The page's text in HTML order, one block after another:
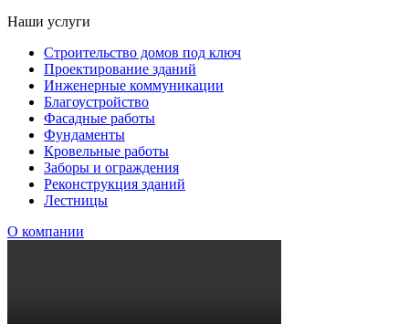
Наши услуги
Строительство домов под ключ
Проектирование зданий
Инженерные коммуникации
Благоустройство
Фасадные работы
Фундаменты
Кровельные работы
Заборы и ограждения
Реконструкция зданий
Лестницы
О компании